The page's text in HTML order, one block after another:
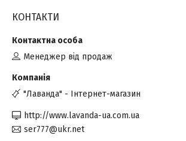
КОНТАКТИ
Менеджер від продаж
"Лаванда" - Інтернет-магазин
http://www.lavanda-ua.com.ua
ser777@ukr.net